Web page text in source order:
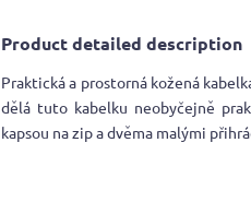
Product detailed description
Praktická a prostorná kožená
dělá tuto kabelku neobyčejně
kapsou na zip a dvěma malými